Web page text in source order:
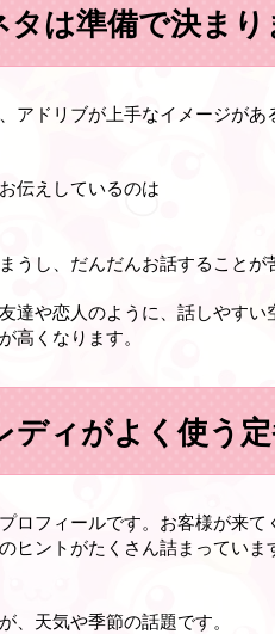
タは準備で決まり
アドリブが上手なイメージが
伝えしているのは
うし、だんだんお話することが
達や恋人のように、話しやす
高くなります。
ディがよく使う
ロフィールです。お客様が来
ヒントがたくさん詰まってい
、天気や季節の話題です。